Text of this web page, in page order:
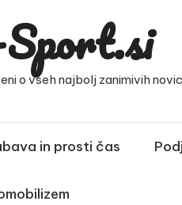
o vseh najbolj zanimivih
in prosti čas